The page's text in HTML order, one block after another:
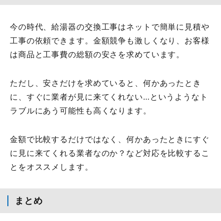
今の時代、給湯器の交換工事はネットで簡単に見積や
工事の依頼できます。金額競争も激しくなり、お客様
は商品と工事費の総額の安さを求めています。
ただし、安さだけを求めていると、何かあったとき
に、すぐに業者が見に来てくれない…というようなト
ラブルにあう可能性も高くなります。
金額で比較するだけではなく、何かあったときにすぐ
に見に来てくれる業者なのか？など対応を比較するこ
とをオススメします。
まとめ